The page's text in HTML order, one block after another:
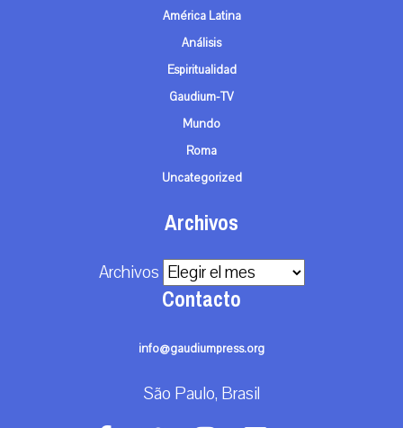
América Latina
Análisis
Espiritualidad
Gaudium-TV
Mundo
Roma
Uncategorized
Archivos
Archivos
Contacto
info@gaudiumpress.org
São Paulo, Brasil